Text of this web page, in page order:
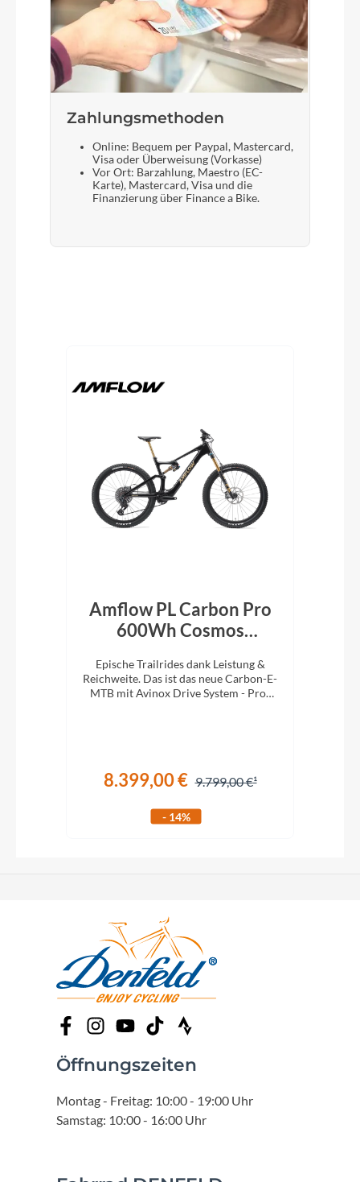
Zahlungsmethoden
Online: Bequem per Paypal, Mastercard,
Visa oder Überweisung (Vorkasse)
Vor Ort: Barzahlung, Maestro (EC-
Karte), Mastercard, Visa und die
Finanzierung über Finance a Bike.
Amflow PL Carbon Pro
600Wh Cosmos
Epische Trailrides dank Leistung &
Reichweite. Das ist das neue Carbon-E-
MTB mit Avinox Drive System - Pro-
8.399,00 € 9.799,00 €
- 14%
Öffnungszeiten
Montag - Freitag: 10:00 - 19:00 Uhr
Samstag: 10:00 - 16:00 Uhr